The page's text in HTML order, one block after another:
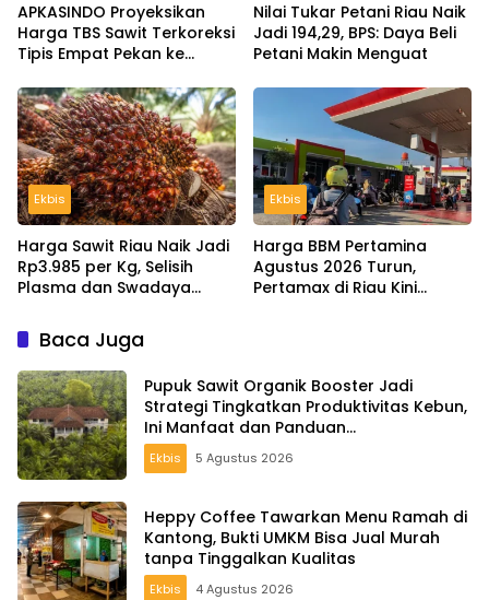
APKASINDO Proyeksikan
Harga TBS Sawit Terkoreksi
Tipis Empat Pekan ke
Nilai Tukar Petani Riau Naik
Jadi 194,29, BPS: Daya Beli
Petani Makin Menguat
Ekbis
Harga Sawit Riau Naik Jadi
Rp3.985 per Kg, Selisih
Plasma dan Swadaya
Ekbis
Harga BBM Pertamina
Agustus 2026 Turun,
Pertamax di Riau Kini
Baca Juga
Pupuk Sawit Organik Booster Jadi
Strategi Tingkatkan Produktivitas Kebun,
Ini Manfaat dan Panduan
Pemupukannya
Ekbis 5 Agustus 2026
Heppy Coffee Tawarkan Menu Ramah di
Kantong, Bukti UMKM Bisa Jual Murah
tanpa Tinggalkan Kualitas
Ekbis 4 Agustus 2026